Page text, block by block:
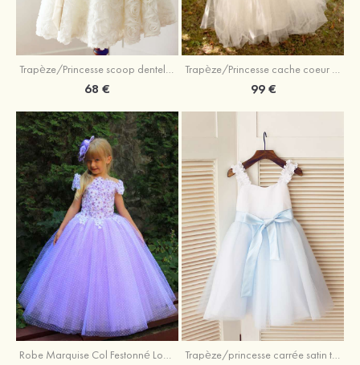
Trapèze/Princesse scoop dentelle longueur genou robe de fille de fleur
68 €
Trapèze/Princesse cache coeur longueur ras du sol tulle robe de fille de fleur avec ceintures
99 €
Robe Marquise Col Festonné Longueur Ras du Sol Tulle Robe de fille de fleur avec Appliqué Cristal Dentelle Trapèze/princesse carrée satin tulle longueur genou robe de fille de fleur